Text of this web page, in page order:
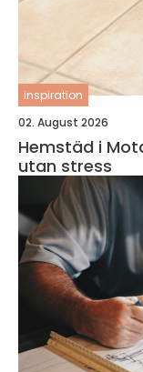
inspiration
02. August 2026
Hemstäd i
utan stress